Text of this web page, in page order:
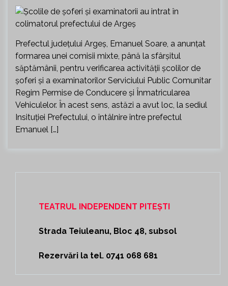
Prefectul județului Argeș, Emanuel Soare, a anunțat
formarea unei comisii mixte, până la sfârșitul
săptămânii, pentru verificarea activității școlilor de
șoferi și a examinatorilor Serviciului Public Comunitar
Regim Permise de Conducere și Înmatricularea
Vehiculelor. În acest sens, astăzi a avut loc, la sediul
Insituției Prefectului, o întâlnire între prefectul
Emanuel […]
TEATRUL INDEPENDENT PITEȘTI
Strada Teiuleanu, Bloc 48, subsol
Rezervări la tel. 0741 068 681